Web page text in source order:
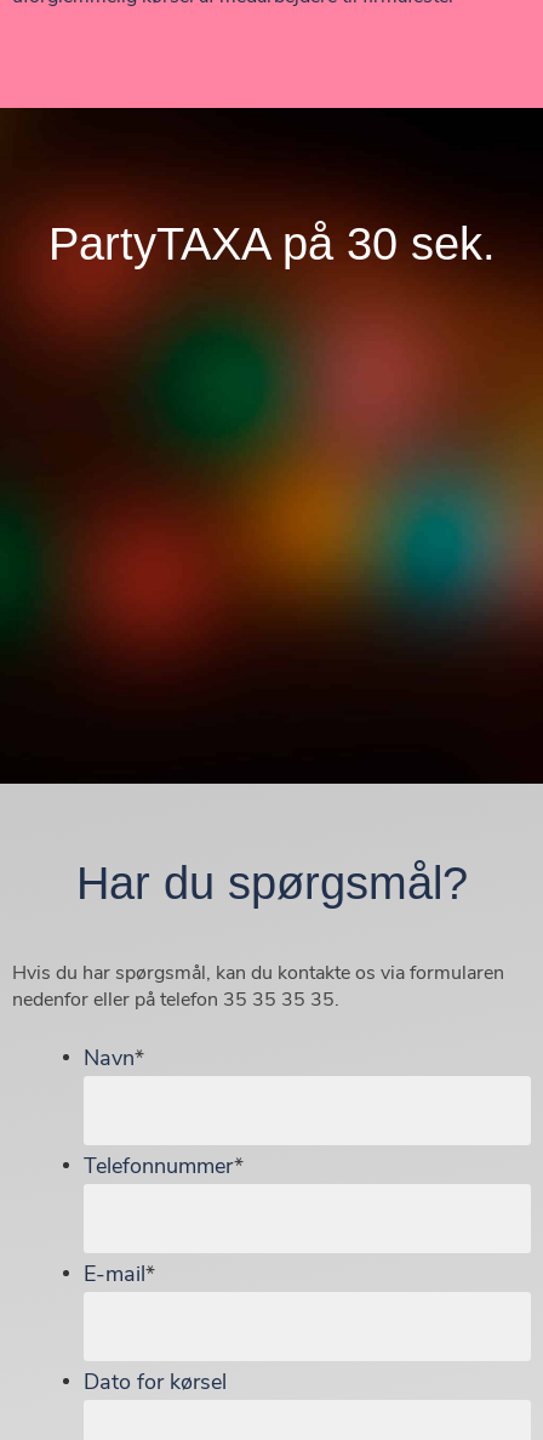
PartyTAXA på 30 sek.
Har du spørgsmål?
Hvis du har spørgsmål, kan du kontakte os via formularen
nedenfor eller på telefon 35 35 35 35.
Navn*
Telefonnummer*
E-mail*
Dato for kørsel